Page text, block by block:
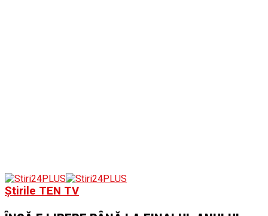
Știrile TEN TV